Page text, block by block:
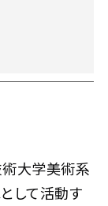
術大学美術系
して活動す